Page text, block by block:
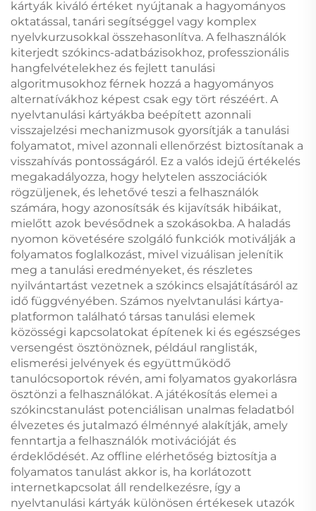
kártyák kiváló értéket nyújtanak a hagyományos
oktatással, tanári segítséggel vagy komplex
nyelvkurzusokkal összehasonlítva. A felhasználók
kiterjedt szókincs-adatbázisokhoz, professzionális
hangfelvételekhez és fejlett tanulási
algoritmusokhoz férnek hozzá a hagyományos
alternatívákhoz képest csak egy tört részéért. A
nyelvtanulási kártyákba beépített azonnali
visszajelzési mechanizmusok gyorsítják a tanulási
folyamatot, mivel azonnali ellenőrzést biztosítanak a
visszahívás pontosságáról. Ez a valós idejű értékelés
megakadályozza, hogy helytelen asszociációk
rögzüljenek, és lehetővé teszi a felhasználók
számára, hogy azonosítsák és kijavítsák hibáikat,
mielőtt azok bevésődnek a szokásokba. A haladás
nyomon követésére szolgáló funkciók motiválják a
folyamatos foglalkozást, mivel vizuálisan jelenítik
meg a tanulási eredményeket, és részletes
nyilvántartást vezetnek a szókincs elsajátításáról az
idő függvényében. Számos nyelvtanulási kártya-
platformon található társas tanulási elemek
közösségi kapcsolatokat építenek ki és egészséges
versengést ösztönöznek, például ranglisták,
elismerési jelvények és együttműködő
tanulócsoportok révén, ami folyamatos gyakorlásra
ösztönzi a felhasználókat. A játékosítás elemei a
szókincstanulást potenciálisan unalmas feladatból
élvezetes és jutalmazó élménnyé alakítják, amely
fenntartja a felhasználók motivációját és
érdeklődését. Az offline elérhetőség biztosítja a
folyamatos tanulást akkor is, ha korlátozott
internetkapcsolat áll rendelkezésre, így a
nyelvtanulási kártyák különösen értékesek utazók